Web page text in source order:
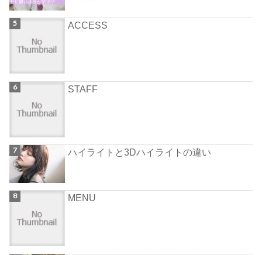
ACCESS
STAFF
ハイライトと3Dハイライトの違い
MENU